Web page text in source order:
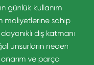
günlük kullanım
maliyetlerine sahip
dış katmanı
unsurların neden
onarım ve parça